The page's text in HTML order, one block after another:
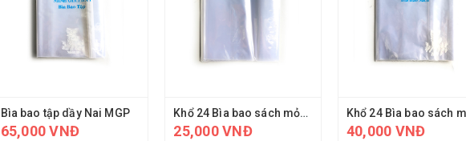
Bìa bao tập dầy Nai MGP
65,000 VNĐ
Khổ 24 Bìa bao sách mỏng không Nai
25,000 VNĐ 40,000 VNĐ